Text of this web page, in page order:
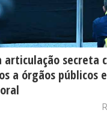
articulação secreta
a órgãos públicos